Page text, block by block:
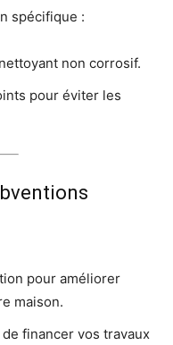
spécifique :
non corrosif.
pour éviter les
pour améliorer
maison.
financer vos travaux